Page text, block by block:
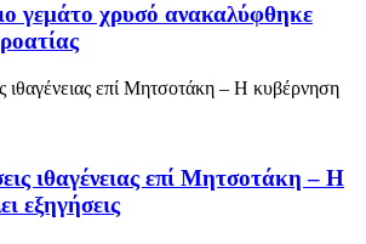
γεμάτο χρυσό ανακαλύφθηκε
ιθαγένειας επί Μητσοτάκη – Η
εξηγήσεις